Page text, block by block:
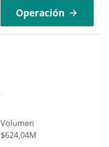
Operación
Volumen
$624,04M